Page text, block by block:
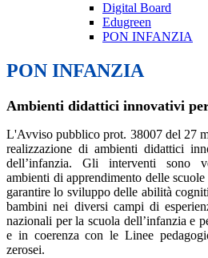
Digital Board
Edugreen
PON INFANZIA
PON INFANZIA
Ambienti didattici innovativi
L'Avviso pubblico prot. 38007 del 27
realizzazione di ambienti didattici
dell’infanzia. Gli interventi sono
ambienti di apprendimento delle
garantire lo sviluppo delle abilità
bambini nei diversi campi di
nazionali per la scuola dell’infanzia e
e in coerenza con le Linee
zerosei.